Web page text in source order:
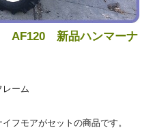
AF120 新品ハンマーナ
ーム
フモアがセットの商品です。